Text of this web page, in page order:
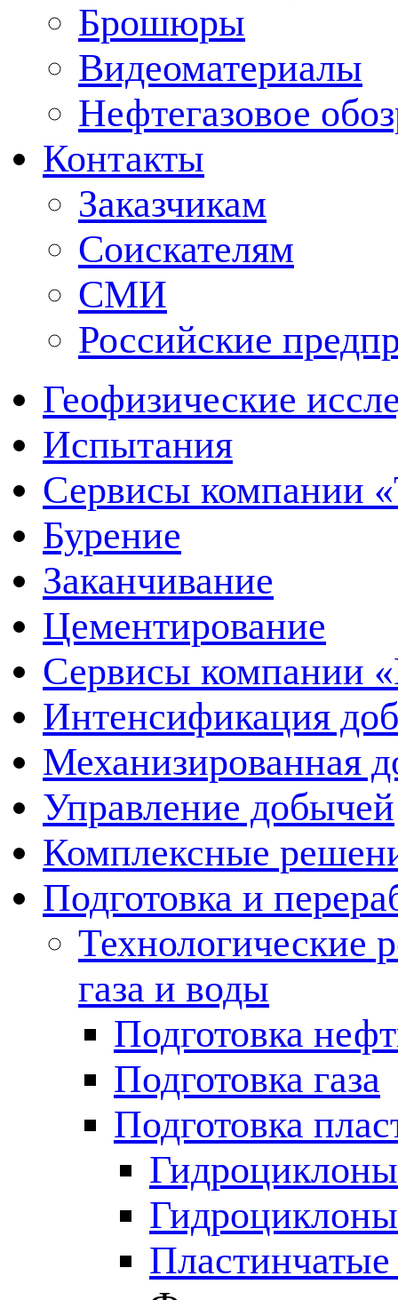
Брошюры
Видеоматериалы
Нефтегазовое
Контакты
Заказчикам
Соискателям
СМИ
Российские
Геофизические
Испытания
Сервисы компании
Бурение
Заканчивание
Цементирование
Сервисы компании
Интенсификация
Механизированная
Управление добычей
Комплексные
Подготовка и
Технологические
газа и воды
Подготовка
Подготовка газа
Подготовка